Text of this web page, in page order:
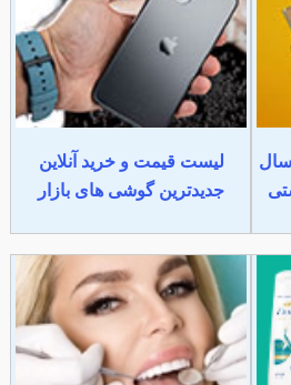
لیست قیمت و خرید آنلاین
جدیدترین گوشی های بازار